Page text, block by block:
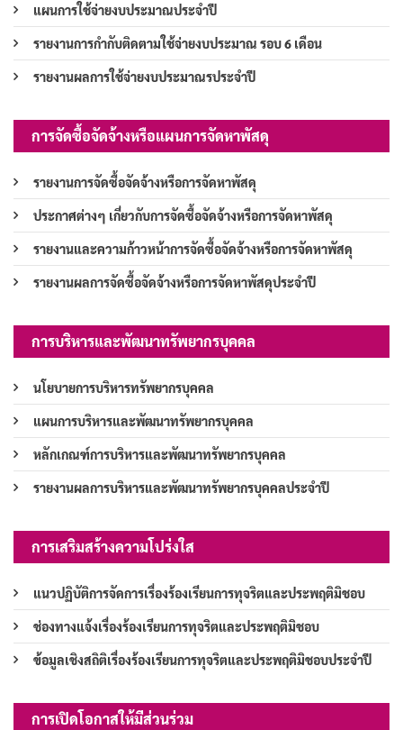
แผนการใช้จ่ายงบประมาณประจำปี
รายงานการกำกับติดตามใช้จ่ายงบประมาณ รอบ 6 เดือน
รายงานผลการใช้จ่ายงบประมาณรประจำปี
การจัดซื้อจัดจ้างหรือแผนการจัดหาพัสดุ
รายงานการจัดซื้อจัดจ้างหรือการจัดหาพัสดุ
ประกาศต่างๆ เกี่ยวกับการจัดซื้อจัดจ้างหรือการจัดหาพัสดุ
รายงานและความก้าวหน้าการจัดซื้อจัดจ้างหรือการจัดหาพัสดุ
รายงานผลการจัดซื้อจัดจ้างหรือการจัดหาพัสดุประจำปี
การบริหารและพัฒนาทรัพยากรบุคคล
นโยบายการบริหารทรัพยากรบุคคล
แผนการบริหารและพัฒนาทรัพยากรบุคคล
หลักเกณฑ์การบริหารและพัฒนาทรัพยากรบุคคล
รายงานผลการบริหารและพัฒนาทรัพยากรบุคคลประจำปี
การเสริมสร้างความโปร่งใส
แนวปฏิบัติการจัดการเรื่องร้องเรียนการทุจริตและประพฤติมิชอบ
ช่องทางแจ้งเรื่องร้องเรียนการทุจริตและประพฤติมิชอบ
ข้อมูลเชิงสถิติเรื่องร้องเรียนการทุจริตและประพฤติมิชอบประจำปี
การเปิดโอกาสให้มีส่วนร่วม